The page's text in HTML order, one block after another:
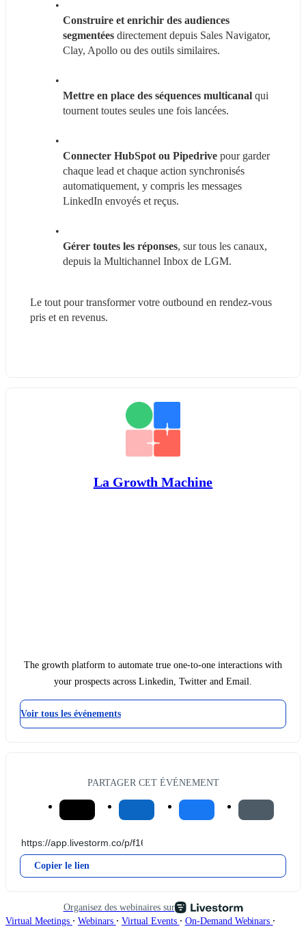
Construire et enrichir des audiences
segmentées directement depuis Sales Navigator,
Clay, Apollo ou des outils similaires.
Mettre en place des séquences multicanal qui
tournent toutes seules une fois lancées.
Connecter HubSpot ou Pipedrive pour garder
chaque lead et chaque action synchronisés
automatiquement, y compris les messages
LinkedIn envoyés et reçus.
Gérer toutes les réponses, sur tous les canaux,
depuis la Multichannel Inbox de LGM.
Le tout pour transformer votre outbound en rendez-vous
pris et en revenus.
La Growth Machine
The growth platform to automate true one-to-one interactions with
your prospects across Linkedin, Twitter and Email.
Voir tous les événements
PARTAGER CET ÉVÉNEMENT
Copier le lien
Organisez des webinaires sur
Virtual Meetings ∙ Webinars ∙ Virtual Events ∙ On-Demand Webinars ∙